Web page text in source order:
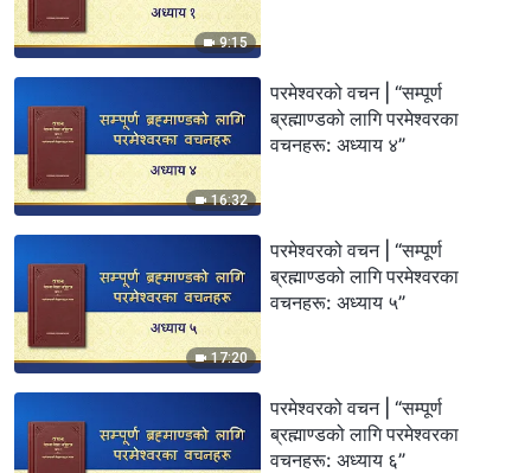
9:15
16:32
परमेश्‍वरको वचन | “सम्पूर्ण
ब्रह्माण्डको लागि परमेश्‍वरका
वचनहरू: अध्याय ४”
17:20
परमेश्‍वरको वचन | “सम्पूर्ण
ब्रह्माण्डको लागि परमेश्‍वरका
वचनहरू: अध्याय ५”
परमेश्‍वरको वचन | “सम्पूर्ण
ब्रह्माण्डको लागि परमेश्‍वरका
वचनहरू: अध्याय ६”